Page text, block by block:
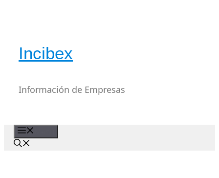
Incibex
Información de Empresas